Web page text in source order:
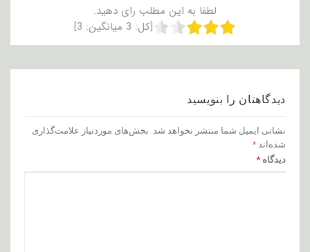
لطفا به این مطلب رای دهید.
[کل: 3 میانگین: 3
]
دیدگاهتان را بنویسید
نشانی ایمیل شما منتشر نخواهد شد. بخش‌های موردنیاز علامت‌گذاری
شده‌اند *
دیدگاه *